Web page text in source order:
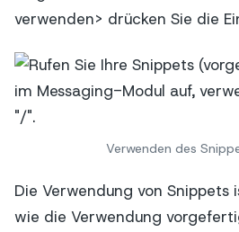
verwenden> drücken Sie die
Verwenden des
Die Verwendung von Snippets
wie die Verwendung